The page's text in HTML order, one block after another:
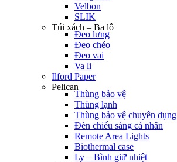
Velbon
SLIK
Túi xách – Ba lô
Đeo lưng
Đeo chéo
Đeo vai
Va li
Ilford Paper
Pelican
Thùng bảo vệ
Thùng lạnh
Thùng bảo vệ chuyên dụng
Đèn chiếu sáng cá nhân
Remote Area Lights
Biothermal case
Ly – Bình giữ nhiệt